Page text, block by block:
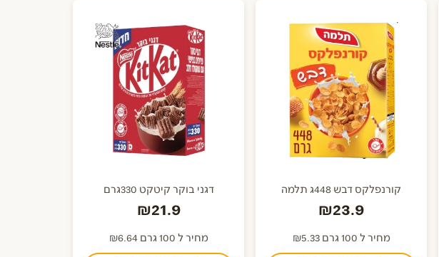
קורנפלקס דבש 448ג תלמה
₪23.9
מחיר ל 100 גרם ₪5.33
דגני בוקר קיטקט 330גרם
₪21.9
מחיר ל 100 גרם ₪6.64